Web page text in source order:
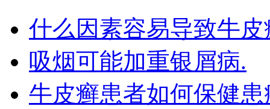
什么因素容易导致牛皮
吸烟可能加重银屑病.
牛皮癣患者如何保健